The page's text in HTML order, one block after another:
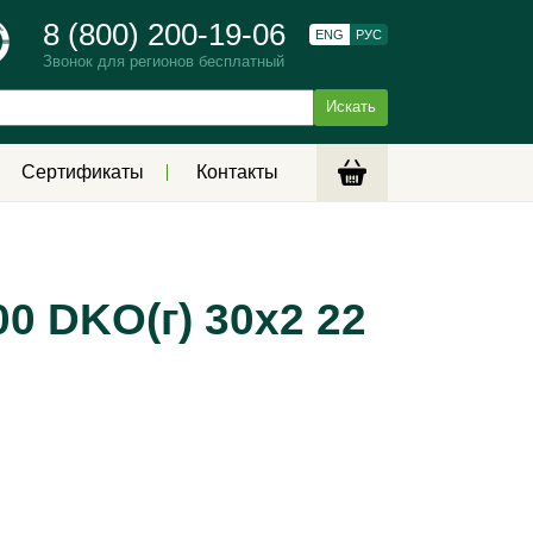
8 (800) 200-19-06
Звонок для регионов бесплатный
ENG РУС
Сертификаты Контакты
DKO(г) 30х2 22